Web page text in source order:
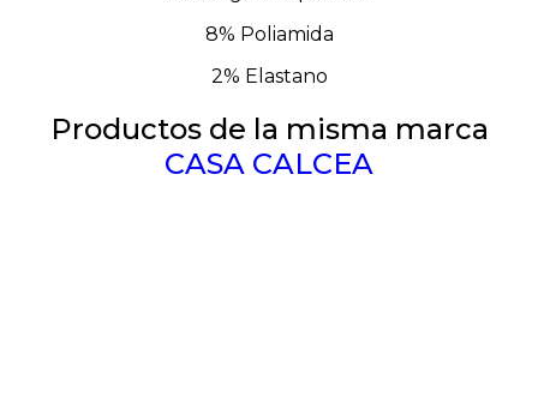
8% Poliamida
2% Elastano
Productos de la misma marca
CASA CALCEA